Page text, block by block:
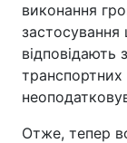
виконання
застосування
відповідають
транспортних
Отже, тепер